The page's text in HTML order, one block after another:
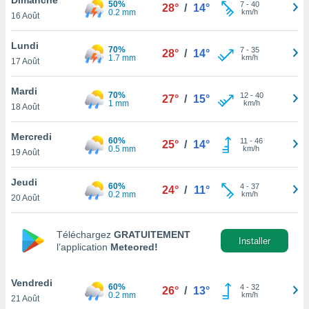
et
»,
au
vous
qu'ils
ou
le
ainsi
un
la
du
16 Août
50%
0.2 mm
28° / 14° 7- 40
km/h
Lundi
17 Août
70%
1.7 mm
28° / 14° 7- 35
km/h
Mardi
18 Août
70%
1 mm
27° / 15° 12- 40
km/h
Mercredi
19 Août
60%
0.5 mm
25° / 14° 11 - 46
km/h
Jeudi
20 Août
60%
0.2 mm
24° / 11° 4- 37
km/h
Téléchargez GRATUITEMENT
l’application Meteored!
Installer
Vendredi
21 Août
60%
0.2 mm
26° / 13° 4- 32
km/h